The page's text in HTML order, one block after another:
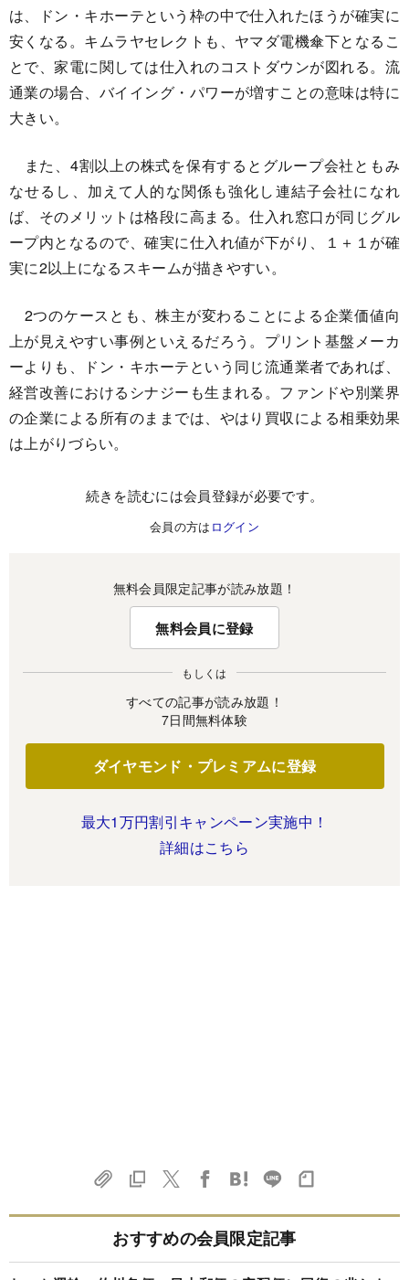
は、ドン・キホーテという枠の中で仕入れたほうが確実に
安くなる。キムラヤセレクトも、ヤマダ電機傘下となるこ
とで、家電に関しては仕入れのコストダウンが図れる。流
通業の場合、バイイング・パワーが増すことの意味は特に
大きい。
また、4割以上の株式を保有するとグループ会社ともみ
なせるし、加えて人的な関係も強化し連結子会社になれ
ば、そのメリットは格段に高まる。仕入れ窓口が同じグル
ープ内となるので、確実に仕入れ値が下がり、１＋１が確
実に2以上になるスキームが描きやすい。
2つのケースとも、株主が変わることによる企業価値向
上が見えやすい事例といえるだろう。プリント基盤メーカ
ーよりも、ドン・キホーテという同じ流通業者であれば、
経営改善におけるシナジーも生まれる。ファンドや別業界
の企業による所有のままでは、やはり買収による相乗効果
は上がりづらい。
続きを読むには会員登録が必要です。
会員の方は ログイン
無料会員限定記事が読み放題！
無料会員に登録
もしくは
すべての記事が読み放題！
7日間無料体験
ダイヤモンド・プレミアムに登録
最大1万円割引キャンペーン実施中！
詳細はこちら
おすすめの会員限定記事